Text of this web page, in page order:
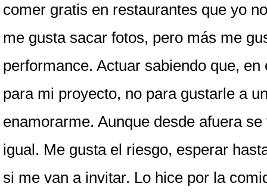
comer gratis en restaurantes que yo
me gusta sacar fotos, pero más me
performance. Actuar sabiendo que, en
para mi proyecto, no para gustarle a
enamorarme. Aunque desde afuera
igual. Me gusta el riesgo, esperar
si me van a invitar. Lo hice por la